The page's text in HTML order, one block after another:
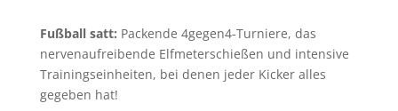
Fußball satt: Packende 4gegen4-Turniere, das
nervenaufreibende Elfmeterschießen und intensive
Trainingseinheiten, bei denen jeder Kicker alles
gegeben hat!